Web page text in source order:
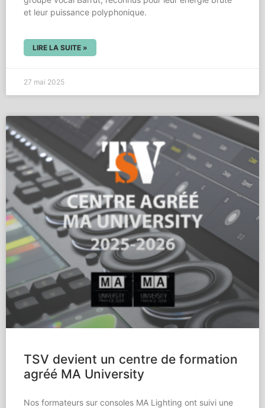
et leur puissance polyphonique.
LIRE LA SUITE »
27 mai 2025
TSV devient un centre de formation
agréé MA University
Nos formateurs sur consoles MA Lighting ont suivi une